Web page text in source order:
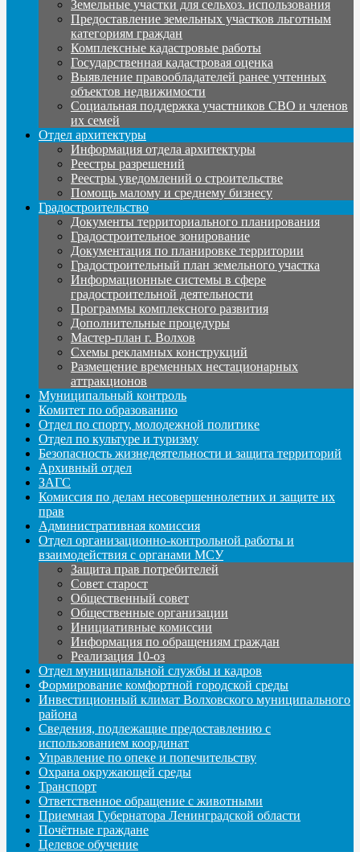
Земельные участки для сельхоз. использования
Предоставление земельных участков льготным
категориям граждан
Комплексные кадастровые работы
Государственная кадастровая оценка
Выявление правообладателей ранее учтенных
объектов недвижимости
Социальная поддержка участников СВО и членов
их семей
Отдел архитектуры
Информация отдела архитектуры
Реестры разрешений
Реестры уведомлений о строительстве
Помощь малому и среднему бизнесу
Градостроительство
Документы территориального планирования
Градостроительное зонирование
Документация по планировке территории
Градостроительный план земельного участка
Информационные системы в сфере
градостроительной деятельности
Программы комплексного развития
Дополнительные процедуры
Мастер-план г. Волхов
Схемы рекламных конструкций
Размещение временных нестационарных
аттракционов
Муниципальный контроль
Комитет по образованию
Отдел по спорту, молодежной политике
Отдел по культуре и туризму
Безопасность жизнедеятельности и защита территорий
Архивный отдел
ЗАГС
Комиссия по делам несовершеннолетних и защите их
прав
Административная комиссия
Отдел организационно-контрольной работы и
взаимодействия с органами МСУ
Защита прав потребителей
Совет старост
Общественный совет
Общественные организации
Инициативные комиссии
Информация по обращениям граждан
Реализация 10-оз
Отдел муниципальной службы и кадров
Формирование комфортной городской среды
Инвестиционный климат Волховского муниципального
района
Сведения, подлежащие предоставлению с
использованием координат
Управление по опеке и попечительству
Охрана окружающей среды
Транспорт
Ответственное обращение с животными
Приемная Губернатора Ленинградской области
Почётные граждане
Целевое обучение